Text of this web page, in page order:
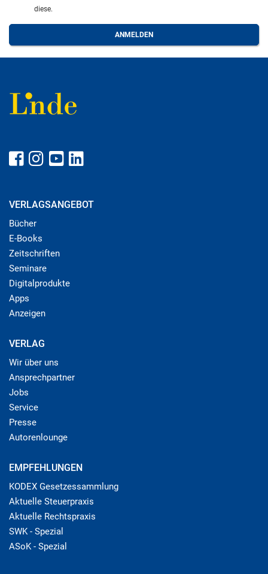
diese.
VERLAGSANGEBOT
Bücher
E-Books
Zeitschriften
Seminare
Digitalprodukte
Apps
Anzeigen
VERLAG
Wir über uns
Ansprechpartner
Jobs
Service
Presse
Autorenlounge
EMPFEHLUNGEN
KODEX Gesetzessammlung
Aktuelle Steuerpraxis
Aktuelle Rechtspraxis
SWK - Spezial
ASoK - Spezial